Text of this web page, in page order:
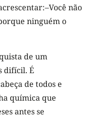
não
ninguém o
de um
difícil. É
de todos e
química que
antes se